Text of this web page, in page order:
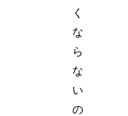
く
な
ら
な
い
の